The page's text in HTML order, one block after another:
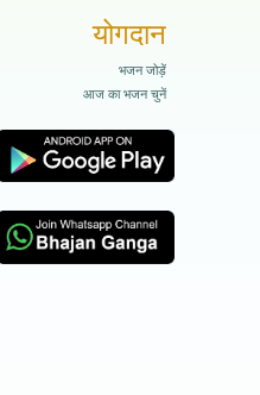
योगदान
भजन जोड़ें
आज का भजन चुनें